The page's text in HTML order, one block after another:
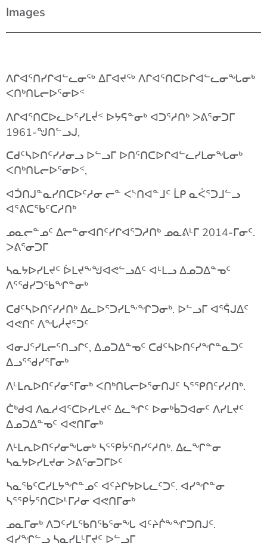
Images
ᐱᒋᐊᕐᑎᓯᒋᐊᓪᓚᓂᖅ ᐃᒥᐊᔪᖅ ᐱᒋᐊᕐᑎᑕᐅᒋᐊᓪᓚᓂᖓᓂᒃ
ᐸᑎᒃᑎᒐᓕᐅᕐᓂᐅᑉ
ᐱᒋᐊᕐᑎᑕᐅᓚᐅᕐᓯᒪᔫᑉ ᐅᔭᕋᓐᓂᒃ ᐊᑐᕐᓱᑎᒃ ᐳᕕᕐᓂᑐᒥ
1961-ᖑᑎᓪᓗᒍ,
ᑕᑯᑦᓴᐅᑎᑦᓯᓱᓂᓗ ᐅᓪᓗᒥ ᐅᑎᕐᑎᑕᐅᒋᐊᓪᓚᓯᒪᓂᖓᓂᒃ
ᐸᑎᒃᑎᒐᓕᐅᕐᓂᐅᑉ,
ᐊᑑᑎᒍᓐᓇᓯᑎᑕᐅᑦᓱᓂ ᓕᓐ ᐸᔅᑎᐊᓐᒧᑦ ᒫᑭ ᓇᐹᕐᑐᒧᓪᓗ
ᐊᕐᕕᑕᖃᑦᑕᓱᑎᒃ
ᓄᓇᓕᓐᓄᑦ ᐃᓕᓐᓂᐊᑎᑦᓯᒋᐊᕐᑐᓱᑎᒃ ᓄᓇᕕᒻᒥ 2014-ᒥᓂᑦ.
ᐳᕕᕐᓂᑐᒥ
ᓴᓇᔭᐅᓯᒪᔪᑦ ᐆᒪᔪᖕᖑᐊᕙᓪᓗᐃᑦ ᐊᒻᒪᓗ ᐃᓄᑐᐃᓐᓀᑦ
ᐱᕐᖁᓯᑐᖃᖏᓐᓂᒃ
ᑕᑯᑦᓴᐅᑎᑦᓯᓱᑎᒃ ᐃᓚᐅᕐᑐᓯᒪᖕᖏᑐᓂᒃ. ᐅᓪᓗᒥ ᐊᕐᕌᒍᐃᑦ
ᐊᕙᑎᑦ ᐱᖓᓲᔪᕐᑐᑦ
ᐊᓂᒍᕐᓯᒪᓕᕐᑎᓗᒋᑦ, ᐃᓄᑐᐃᓐᓀᑦ ᑕᑯᑦᓴᐅᑎᑦᓯᖏᓐᓇᑐᑦ
ᐃᓗᕐᖁᓯᕐᒥᓂᒃ
ᐱᒻᒪᕆᐅᑎᑦᓯᓂᕐᒥᓂᒃ ᐸᑎᒃᑎᒐᓕᐅᕐᓂᑎᒍᑦ ᓴᕐᕿᑎᑦᓯᓱᑎᒃ.
ᑖᒃᑯᐊ ᐱᓇᓱᐊᕐᑕᐅᓯᒪᔪᑦ ᐃᓚᖏᑦ ᐅᓂᒃᑳᑐᐊᓂᑦ ᐱᓯᒪᔪᑦ
ᐃᓄᑐᐃᓐᓀᑦ ᐊᕙᑎᒥᓂᒃ
ᐱᒻᒪᕆᐅᑎᑦᓯᓂᖓᓂᒃ ᓴᕐᕿᔮᕐᑎᓯᑦᓱᑎᒃ. ᐃᓚᖏᓐᓂ
ᓴᓇᔭᐅᓯᒪᔪᓂ ᐳᕕᕐᓂᑐᒥᐅᑦ
ᓴᓇᖃᑦᑕᓯᒪᔭᖏᓐᓄᑦ ᐊᑦᔨᒋᔭᐅᒐᓚᑦᑐᑦ. ᐊᓯᖏᓐᓂ
ᓴᕐᕿᔮᕐᑎᑕᐅᒻᒥᓱᓂ ᐊᕙᑎᒥᓂᒃ
ᓄᓇᒥᓂᒃ ᐱᑐᑦᓯᒪᖃᑎᖃᕐᓂᖓ ᐊᑦᔨᒌᖕᖏᑐᑎᒍᑦ.
ᐊᓯᖏᓪᓗ ᓴᓇᓯᒪᒻᒥᔪᑦ ᐅᓪᓗᒥ